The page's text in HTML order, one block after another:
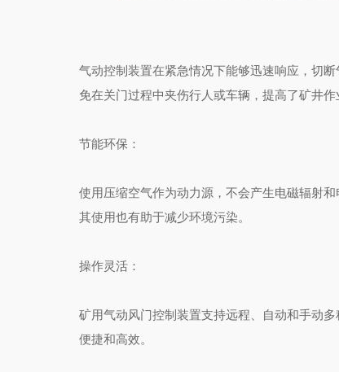
气动控制装置在紧急情况下能够迅速响应，切
免在关门过程中夹伤行人或车辆，提高了矿井作
节能环保 ：
使用压缩空气作为动力源，不会产生电磁辐射
其使用也有助于减少环境污染。
操作灵活 ：
矿用气动风门控制装置支持远程、自动和手动
便捷和高效。